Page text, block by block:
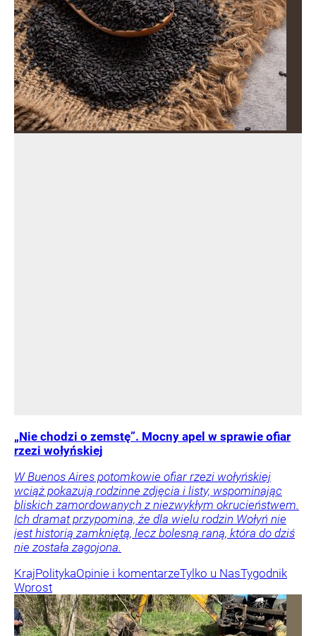
„Nie chodzi o zemstę”. Mocny apel w sprawie ofiar
rzezi wołyńskiej
W Buenos Aires potomkowie ofiar rzezi wołyńskiej
wciąż pokazują rodzinne zdjęcia i listy, wspominając
bliskich zamordowanych z niezwykłym okrucieństwem.
Ich dramat przypomina, że dla wielu rodzin Wołyń nie
jest historią zamkniętą, lecz bolesną raną, która do dziś
nie została zagojona.
KrajPolitykaOpinie i komentarzeTylko u NasTygodnik
Wprost